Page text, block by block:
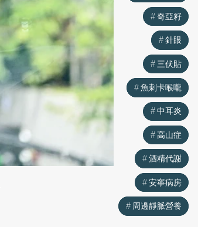
奇亞籽
針眼
三伏貼
魚刺卡喉嚨
中耳炎
高山症
酒精代謝
安寧病房
周邊靜脈營養
奇亞籽
針眼
三伏貼
魚刺卡喉嚨
中耳炎
高山症
酒精代謝
安寧病房
周邊靜脈營養